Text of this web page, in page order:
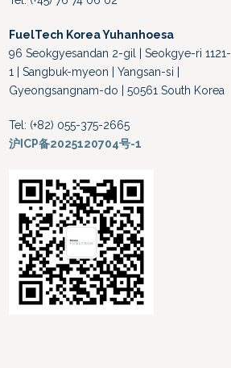
FuelTech Korea Yuhanhoesa
96 Seokgyesandan 2-gil | Seokgye-ri 1121-
1 | Sangbuk-myeon | Yangsan-si |
Gyeongsangnam-do | 50561 South Korea
Tel: (+82) 055-375-2665
沪ICP备2025120704号-1